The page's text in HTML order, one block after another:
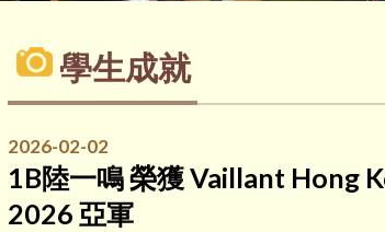
學生成就
2026-02-02
1B陸一鳴 榮獲 Vaillant Hong
2026 亞軍